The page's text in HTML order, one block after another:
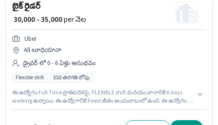
బైక్ రైడర్
₹ 30,000 - 35,000per నెల
Uber
All లూధియానా
డ్రైవర్ లో 0 - 6 ఏళ్లు అనుభవం
Flexible shift 10వ తరగతి లోపు
ఈ ఉద్యోగం Full Time ప్రాతిపదికపై, FLEXIBLE shift మరియు వారానికి 6 days
working ఉన్నాయి. ఈ ఉద్యోగానికి Fixed జీతం అందుబాటులో ఉంది. ఈ ఉద్యోగం 0 -